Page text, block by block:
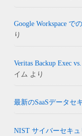
Google Workspace で
り
Veritas Backup Exec
イム より
最新のSaaSデータセ
NIST サイバーセキ